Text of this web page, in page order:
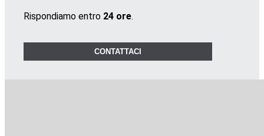
Rispondiamo entro 24 ore.
CONTATTACI